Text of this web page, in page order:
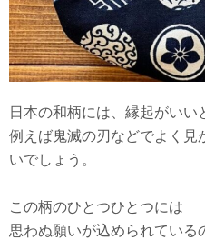
日本の和柄には、縁起がい
例えば鬼滅の刃などでよく見
いでしょう。
この柄のひとつひとつには
思わぬ願いが込められている